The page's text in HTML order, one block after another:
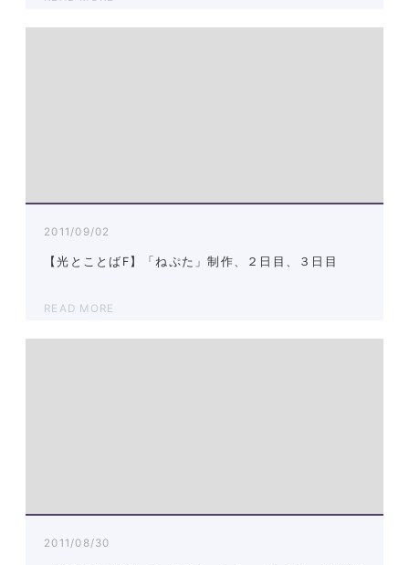
2011/09/02
【光とことばF】「ねぷた」制作、２日目、３日目
READ MORE
2011/08/30